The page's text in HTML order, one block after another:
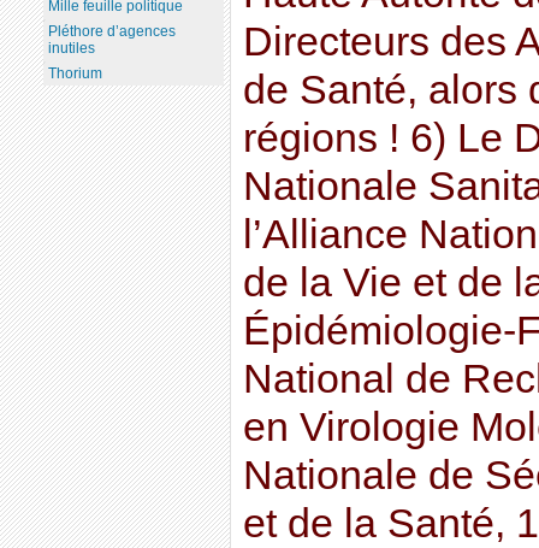
Directeurs des
de Santé, alors
régions ! 6) Le
Nationale
l’Alliance
de la Vie et de
Épidémiologie-
National de
en Virologie
Nationale de
et de la Santé,
Mille feuille politique
Pléthore d’agences
inutiles
Thorium